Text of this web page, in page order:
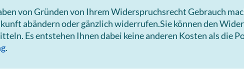
von Gründen von Ihrem Widerspruchsrecht Gebrauch
abändern oder gänzlich widerrufen.Sie können den
Es entstehen Ihnen dabei keine anderen Kosten als die
.